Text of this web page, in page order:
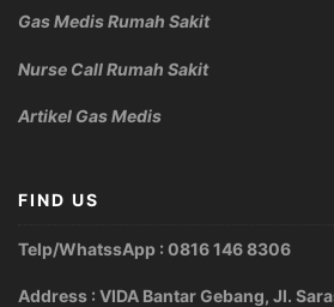
Gas Medis Rumah Sakit
Nurse Call Rumah Sakit
Artikel Gas Medis
FIND US
Telp/WhatssApp : 0816 146 8306
Address : VIDA Bantar Gebang, Jl.